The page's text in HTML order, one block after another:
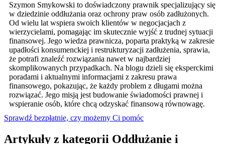
Szymon Smykowski to doświadczony prawnik specjalizujący się
w dziedzinie oddłużania oraz ochrony praw osób zadłużonych.
Od wielu lat wspiera swoich klientów w negocjacjach z
wierzycielami, pomagając im skutecznie wyjść z trudnej sytuacji
finansowej. Jego wiedza prawnicza, poparta praktyką w zakresie
upadłości konsumenckiej i restrukturyzacji zadłużenia, sprawia,
że potrafi znaleźć rozwiązania nawet w najbardziej
skomplikowanych przypadkach. Na blogu dzieli się eksperckimi
poradami i aktualnymi informacjami z zakresu prawa
finansowego, pokazując, że każdy problem z długami można
rozwiązać. Jego misją jest budowanie świadomości prawnej i
wspieranie osób, które chcą odzyskać finansową równowagę.
Sprawdź bezpłatnie, czy możemy Ci pomóc
Artykuły z kategorii Oddłużanie i